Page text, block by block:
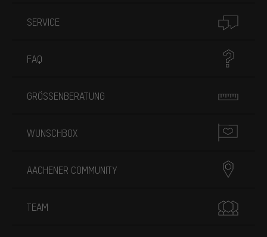
SERVICE
FAQ
GRÖSSENBERATUNG
WUNSCHBOX
AACHENER COMMUNITY
TEAM